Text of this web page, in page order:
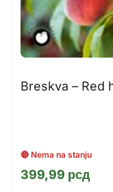
Breskva – Red
399,99 рсд